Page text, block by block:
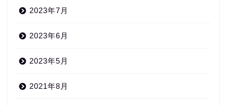
2023年7月
2023年6月
2023年5月
2021年8月